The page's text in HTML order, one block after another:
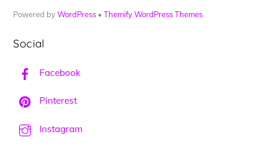
Powered byWordPress •Themify WordPress Themes
Social
Facebook
Pinterest
Instagram